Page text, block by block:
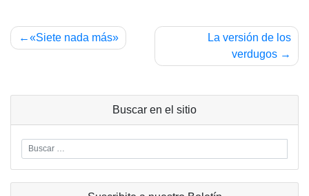
Navegación
«Siete nada más»
La versión de los
verdugos
Buscar en el sitio